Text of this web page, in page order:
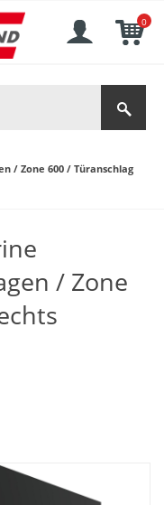
0
/ Zone 600 / Türanschlag
/ Zone